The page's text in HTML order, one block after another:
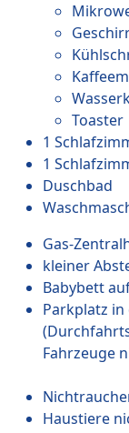
Toaster
1
1
Duschbad
Gas-
kleiner
Babybett
Parkplatz
Fahrzeuge
Haustiere